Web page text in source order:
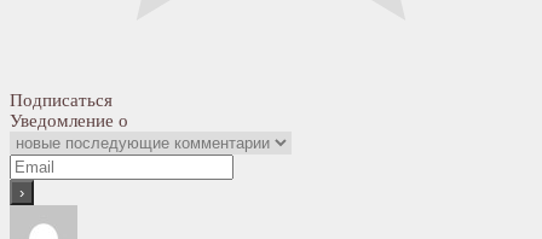
Подписаться
Уведомление о